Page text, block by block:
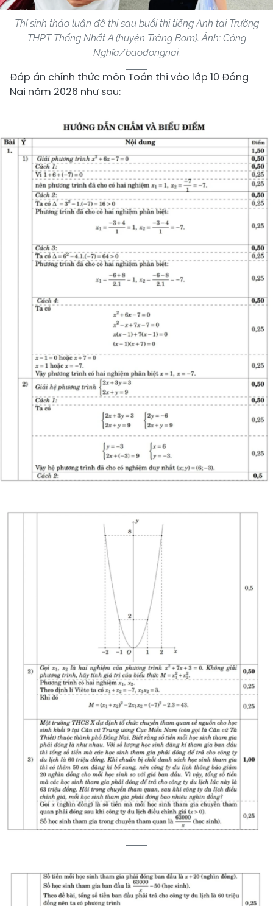
Thí sinh thảo luận đề thi sau buổi thi tiếng Anh tại Trường
THPT Thống Nhất A (huyện Trảng Bom). Ảnh: Công
Nghĩa/baodongnai.
​Đáp án chính thức môn Toán thi vào lớp 10 Đồng
Nai năm 2026 như sau: